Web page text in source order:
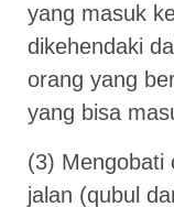
yang masuk
dikehendaki
orang yang
yang bisa
(3) Mengobati
jalan (qubul